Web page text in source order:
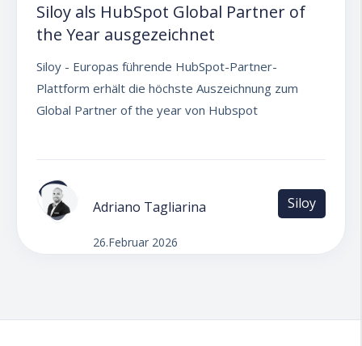
Siloy als HubSpot Global Partner of
the Year ausgezeichnet
Siloy - Europas führende HubSpot-Partner-
Plattform erhält die höchste Auszeichnung zum
Global Partner of the year von Hubspot
Adriano Tagliarina
26.Februar 2026
Siloy